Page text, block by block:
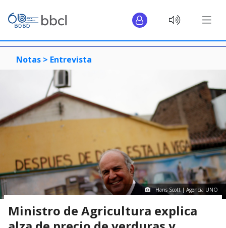
Notas > Entrevista
Hans Scott | Agencia UNO
Ministro de Agricultura explica